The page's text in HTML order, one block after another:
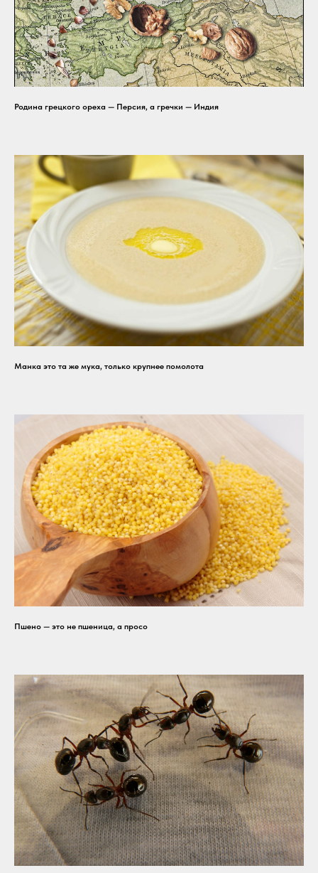
Родина грецкого ореха — Персия, а гречки — Индия
Манка это та же мука, только крупнее помолота
Пшено — это не пшеница, а просо